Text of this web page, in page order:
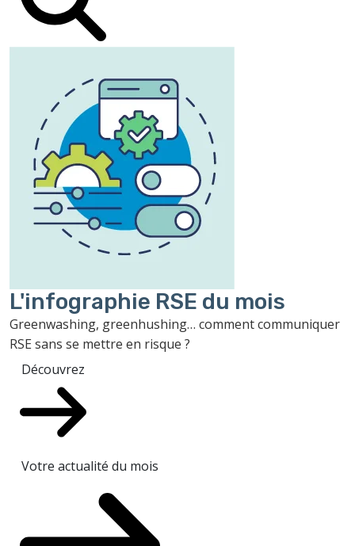
L'infographie RSE du mois
Greenwashing, greenhushing… comment communiquer
RSE sans se mettre en risque ?
Découvrez
Votre actualité du mois